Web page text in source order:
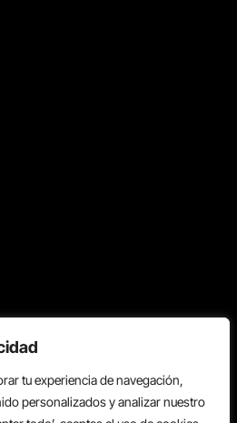
tu experiencia de navegación,
personalizados y analizar nuestro
Todos los derechos reservados.